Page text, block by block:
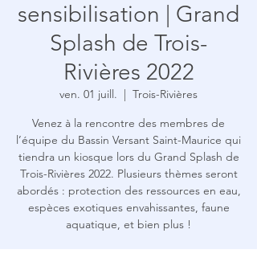
sensibilisation | Grand
Splash de Trois-
Rivières 2022
ven. 01 juill.
  |
Trois-Rivières
Venez à la rencontre des membres de
l’équipe du Bassin Versant Saint-Maurice qui
tiendra un kiosque lors du Grand Splash de
Trois-Rivières 2022. Plusieurs thèmes seront
abordés : protection des ressources en eau,
espèces exotiques envahissantes, faune
aquatique, et bien plus !